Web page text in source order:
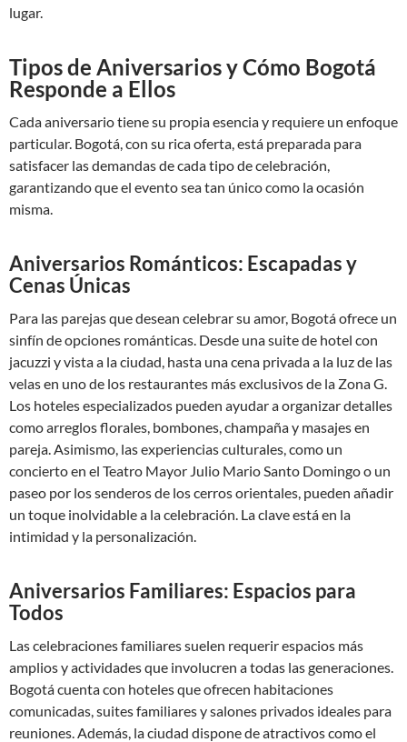
lugar.
Tipos de Aniversarios y Cómo Bogotá
Responde a Ellos
Cada aniversario tiene su propia esencia y requiere un enfoque
particular. Bogotá, con su rica oferta, está preparada para
satisfacer las demandas de cada tipo de celebración,
garantizando que el evento sea tan único como la ocasión
misma.
Aniversarios Románticos: Escapadas y
Cenas Únicas
Para las parejas que desean celebrar su amor, Bogotá ofrece un
sinfín de opciones románticas. Desde una suite de hotel con
jacuzzi y vista a la ciudad, hasta una cena privada a la luz de las
velas en uno de los restaurantes más exclusivos de la Zona G.
Los hoteles especializados pueden ayudar a organizar detalles
como arreglos florales, bombones, champaña y masajes en
pareja. Asimismo, las experiencias culturales, como un
concierto en el Teatro Mayor Julio Mario Santo Domingo o un
paseo por los senderos de los cerros orientales, pueden añadir
un toque inolvidable a la celebración. La clave está en la
intimidad y la personalización.
Aniversarios Familiares: Espacios para
Todos
Las celebraciones familiares suelen requerir espacios más
amplios y actividades que involucren a todas las generaciones.
Bogotá cuenta con hoteles que ofrecen habitaciones
comunicadas, suites familiares y salones privados ideales para
reuniones. Además, la ciudad dispone de atractivos como el